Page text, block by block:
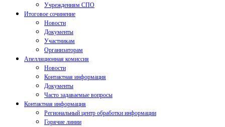
Учреждениям СПО
Итоговое сочинение
Новости
Документы
Участникам
Организаторам
Апелляционная комиссия
Новости
Контактная информация
Документы
Часто задаваемые вопросы
Контактная информация
Региональный центр обработки информации
Горячие линии